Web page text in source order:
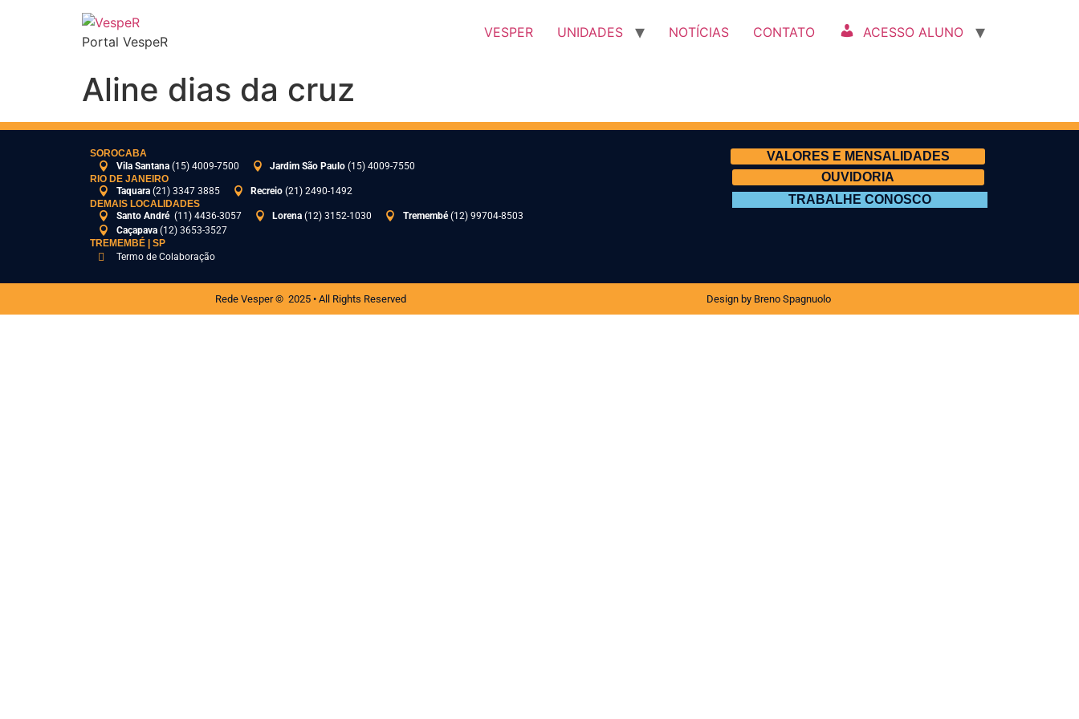
Portal VespeR
VESPER UNIDADES NOTÍCIAS CONTATO ACESSO ALUNO
Aline dias da cruz
SOROCABA
Vila Santana (15) 4009-7500 Jardim São Paulo (15) 4009-7550
RIO DE JANEIRO
Taquara (21) 3347 3885 Recreio (21) 2490-1492
DEMAIS LOCALIDADES
Santo André (11) 4436-3057 Lorena (12) 3152-1030 Tremembé(12) 99704-8503
Caçapava (12) 3653-3527
TREMEMBÉ | SP
Termo de Colaboração
VALORES E MENSALIDADES
OUVIDORIA
TRABALHE CONOSCO
Rede Vesper © 2025 • All Rights Reserved Design by Breno Spagnuolo